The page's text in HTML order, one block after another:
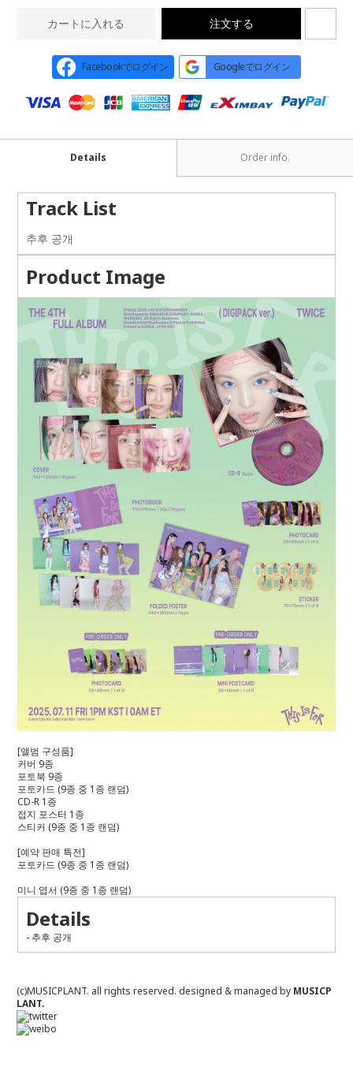
カートに入れる 注文する
Facebookでログイン Googleでログイン
Details Order info.
Track List
추후 공개
Product Image
[앨범 구성품]
커버 9종
포토북 9종
포토카드 (9종 중 1 종 랜덤)
CD-R 1 종
접지 포스터 1 종
스티커 (9종 중 1 종 랜덤)
[예약 판매 특전]
포토카드 (9종 중 1 종 랜덤)
미니 엽서 (9종 중 1 종 랜덤)
Details
- 추후 공개
(c)MUSICPLANT. all rights reserved. designed & managed by MUSICP
LANT.